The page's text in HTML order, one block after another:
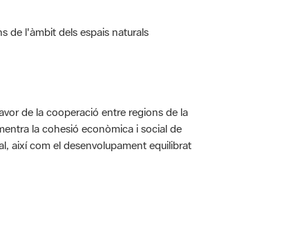
de l'àmbit dels espais naturals
de la cooperació entre regions de la
la cohesió econòmica i social de
així com el desenvolupament equilibrat